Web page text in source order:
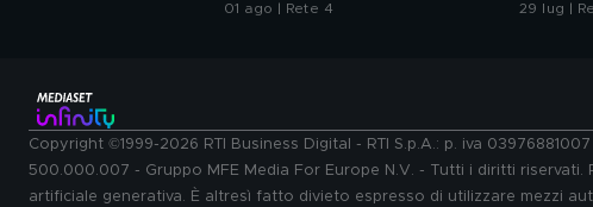
01 ago | Rete 4 29 lug |
Copyright ©1999-2026 RTI Business Digital - RTI S.p.A.: p. iva
500.000.007 - Gruppo MFE Media For Europe N.V. - Tutti i diritti
artificiale generativa. È altresì fatto divieto espresso di utilizzare mezzi